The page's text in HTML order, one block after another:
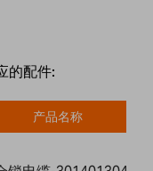
的配件:
产品名称